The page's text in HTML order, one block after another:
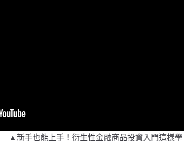
▲新手也能上手！衍生性金融商品投資入門這樣學